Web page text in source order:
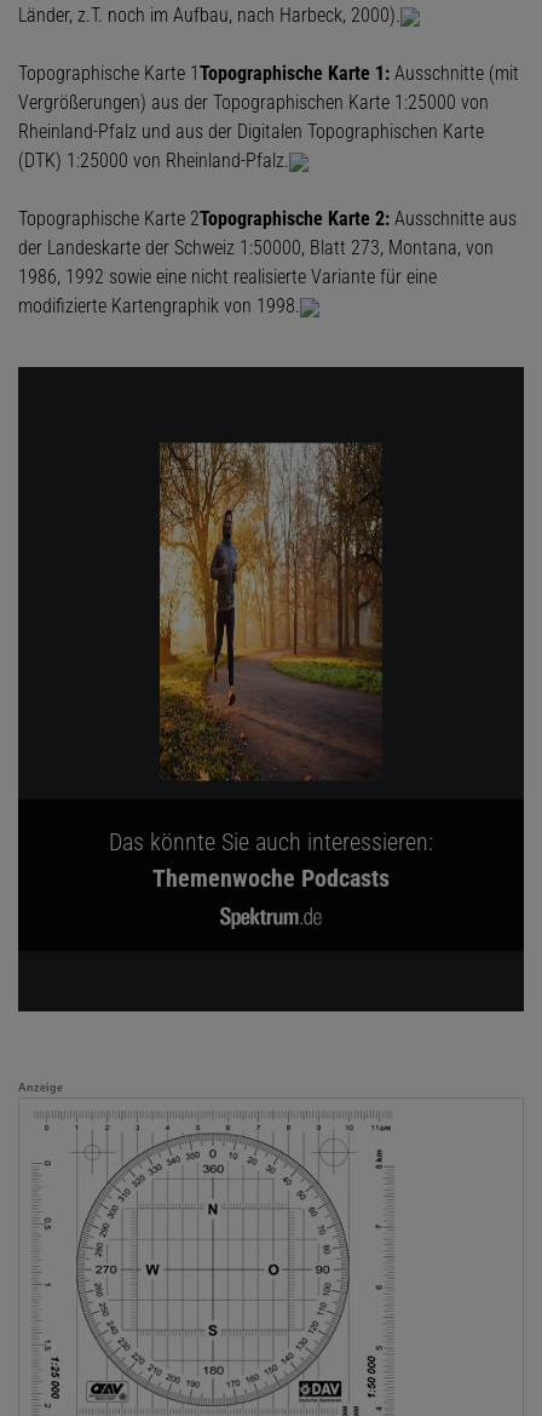
Länder, z.T. noch im Aufbau, nach Harbeck, 2000).
Topographische Karte 1Topographische Karte 1: Ausschnitte (mit
Vergrößerungen) aus der Topographischen Karte 1:25000 von
Rheinland-Pfalz und aus der Digitalen Topographischen Karte
(DTK) 1:25000 von Rheinland-Pfalz.
Topographische Karte 2Topographische Karte 2: Ausschnitte aus
der Landeskarte der Schweiz 1:50000, Blatt 273, Montana, von
1986, 1992 sowie eine nicht realisierte Variante für eine
modifizierte Kartengraphik von 1998.
Das könnte Sie auch interessieren:
Themenwoche Podcasts
Anzeige